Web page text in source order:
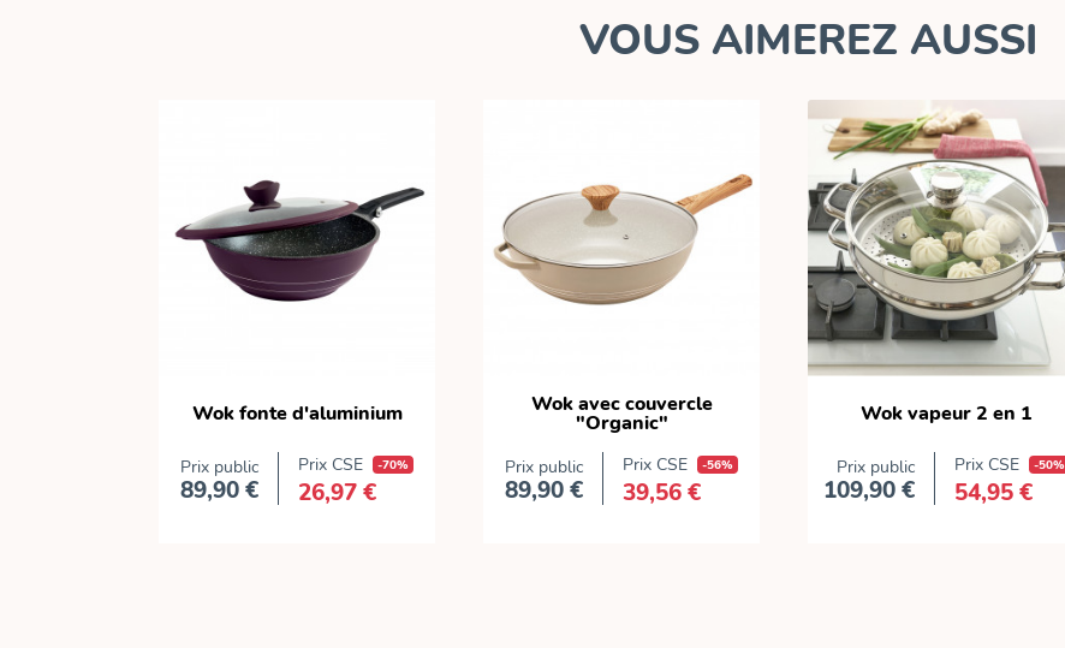
VOUS AIMEREZ AUSSI
Wok fonte d'aluminium
Prix public
Prix
89,90 €
Prix CSE -70%
26,97 €
Wok avec couvercle
"Organic"
Prix public
Prix
89,90 €
Prix CSE -56%
39,56 €
Wok vapeur 2 en 1
Prix public
Prix
109,90 €
Prix CSE -50%
54,95 €